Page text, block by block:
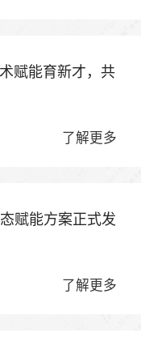
赋能育新才，共
了解更多
赋能方案正式发
了解更多